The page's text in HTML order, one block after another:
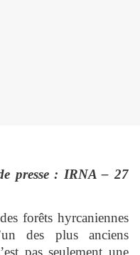
presse : IRNA – 27
forêts hyrcaniennes
des plus anciens
pas seulement une